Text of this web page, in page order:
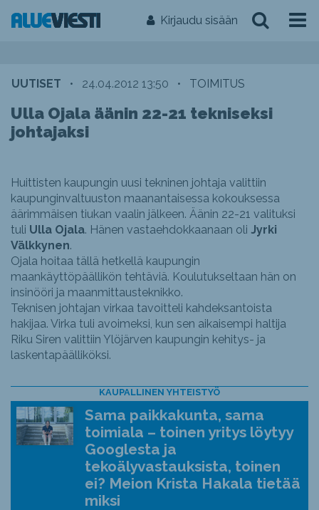
Kirjaudu sisään
UUTISET • 24.04.2012 13:50 • TOIMITUS
Ulla Ojala äänin 22-21 tekniseksi
johtajaksi
Huittisten kaupungin uusi tekninen johtaja valittiin
kaupunginvaltuuston maanantaisessa kokouksessa
äärimmäisen tiukan vaalin jälkeen. Äänin 22-21 valituksi
tuli Ulla Ojala. Hänen vastaehdokkaanaan oli Jyrki
Välkkynen.
Ojala hoitaa tällä hetkellä kaupungin
maankäyttöpäällikön tehtäviä. Koulutukseltaan hän on
insinööri ja maanmittausteknikko.
Teknisen johtajan virkaa tavoitteli kahdeksantoista
hakijaa. Virka tuli avoimeksi, kun sen aikaisempi haltija
Riku Siren valittiin Ylöjärven kaupungin kehitys- ja
laskentapäälliköksi.
KAUPALLINEN YHTEISTYÖ
Sama paikkakunta, sama
toimiala – toinen yritys löytyy
Googlesta ja
tekoälyvastauksista, toinen
ei? Meion Krista Hakala tietää
miksi